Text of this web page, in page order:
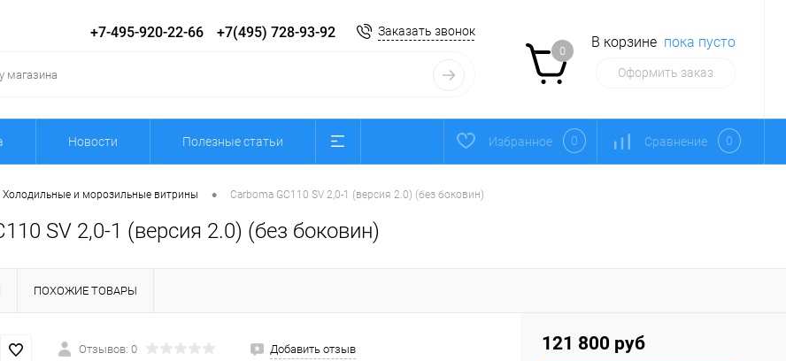
+7-495-920-22-66 +7(495) 728-93-92 Заказать звонок
0
В корзине пока пусто
Оформить заказ
Новости Полезные статьи Избранное 0 Сравнение 0
Холодильные и морозильные витрины • Carboma GC110 SV 2,0-1 (версия 2.0) (без боковин)
SV 2,0-1 (версия 2.0) (без боковин)
ПОХОЖИЕ ТОВАРЫ
Отзывов: 0 Добавить отзыв 121 800 руб